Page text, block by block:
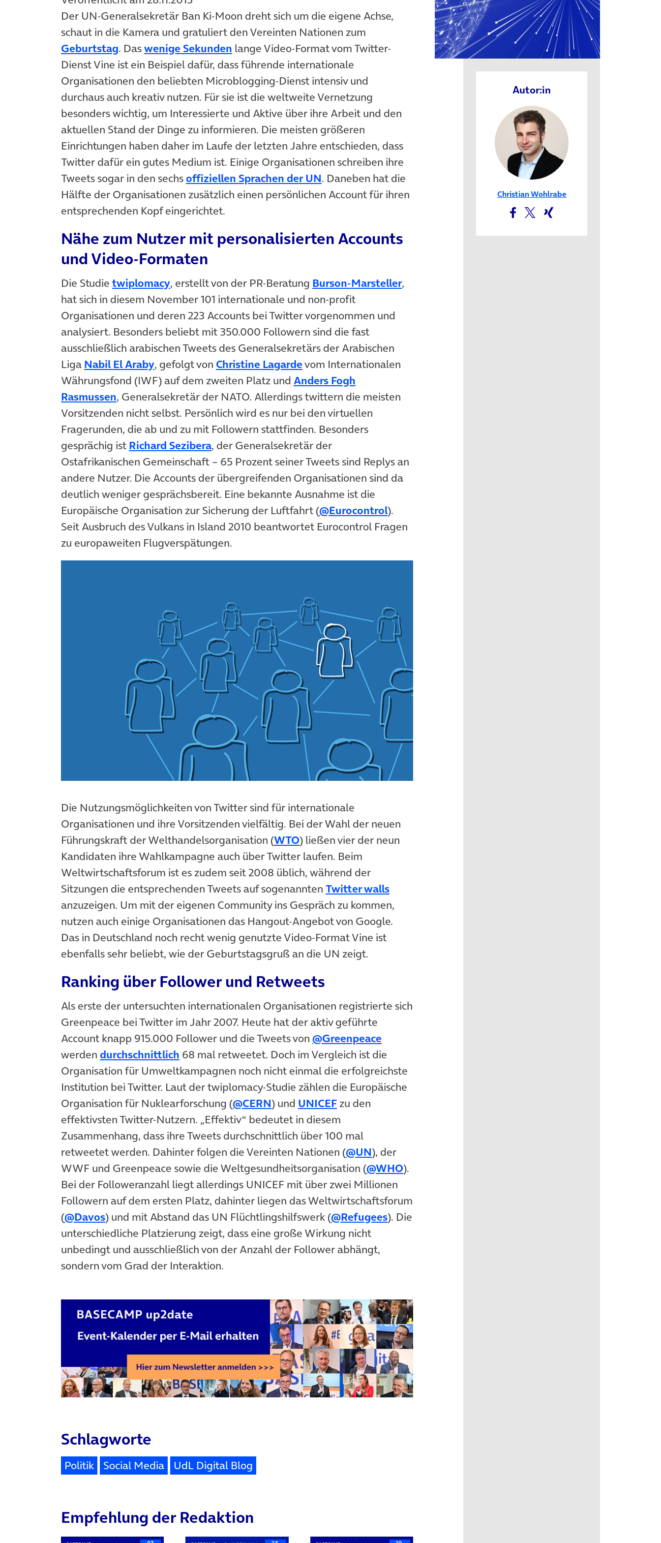
Der UN-Generalsekretär Ban Ki-Moon dreht sich um die eigene Achse,
schaut in die Kamera und gratuliert den Vereinten Nationen zum
Geburtstag. Daswenige Sekunden lange Video-Format vom Twitter-
Dienst Vine ist ein Beispiel dafür, dass führende internationale
Organisationen den beliebten Microblogging-Dienst intensiv und
durchaus auch kreativ nutzen. Für sie ist die weltweite Vernetzung
besonders wichtig, um Interessierte und Aktive über ihre Arbeit und den
aktuellen Stand der Dinge zu informieren. Die meisten größeren
Einrichtungen haben daher im Laufe der letzten Jahre entschieden, dass
Twitter dafür ein gutes Medium ist. Einige Organisationen schreiben ihre
Tweets sogar in den sechsoffiziellen Sprachen der UN. Daneben hat die
Hälfte der Organisationen zusätzlich einen persönlichen Account für ihren
entsprechenden Kopf eingerichtet.
Nähe zum Nutzer mit personalisierten Accounts
und Video-Formaten
Die Studie twiplomacy, erstellt von der PR-Beratung Burson-Marsteller,
hat sich in diesem November 101 internationale und non-profit
Organisationen und deren 223 Accounts bei Twitter vorgenommen und
analysiert. Besonders beliebt mit 350.000 Followern sind die fast
ausschließlich arabischen Tweets des Generalsekretärs der Arabischen
Liga Nabil El Araby, gefolgt von Christine Lagardevom Internationalen
Währungsfond (IWF) auf dem zweiten Platz und Anders Fogh
Rasmussen, Generalsekretär der NATO. Allerdings twittern die meisten
Vorsitzenden nicht selbst. Persönlich wird es nur bei den virtuellen
Fragerunden, die ab und zu mit Followern stattfinden. Besonders
gesprächig ist Richard Sezibera, der Generalsekretär der
Ostafrikanischen Gemeinschaft – 65 Prozent seiner Tweets sind Replys an
andere Nutzer. Die Accounts der übergreifenden Organisationen sind da
deutlich weniger gesprächsbereit. Eine bekannte Ausnahme ist die
Europäische Organisation zur Sicherung der Luftfahrt (@Eurocontrol).
Seit Ausbruch des Vulkans in Island 2010 beantwortet Eurocontrol Fragen
zu europaweiten Flugverspätungen.
Die Nutzungsmöglichkeiten von Twitter sind für internationale
Organisationen und ihre Vorsitzenden vielfältig. Bei der Wahl der neuen
Führungskraft der Welthandelsorganisation (WTO) ließen vier der neun
Kandidaten ihre Wahlkampagne auch über Twitter laufen.­ Beim
Weltwirtschaftsforum ist es zudem seit 2008 üblich, während der
Sitzungen die entsprechenden Tweets auf sogenannten Twitter walls
anzuzeigen. Um mit der eigenen Community ins Gespräch zu kommen,
nutzen auch einige Organisationen das Hangout-Angebot von Google.
Das in Deutschland noch recht wenig genutzte Video-Format Vine ist
ebenfalls sehr beliebt, wie der Geburtstagsgruß an die UN zeigt.
Ranking über Follower und Retweets
Als erste der untersuchten internationalen Organisationen registrierte sich
Greenpeace bei Twitter im Jahr 2007. Heute hat der aktiv geführte
Account knapp 915.000 Follower und die Tweets von @Greenpeace
werden durchschnittlich 68 mal retweetet. Doch im Vergleich ist die
Organisation für Umweltkampagnen noch nicht einmal die erfolgreichste
Institution bei Twitter. Laut der twiplomacy-Studie zählen die Europäische
Organisation für Nuklearforschung (@CERN) und UNICEF zu den
effektivsten Twitter-Nutzern. „Effektiv“ bedeutet in diesem
Zusammenhang, dass ihre Tweets durchschnittlich über 100 mal
retweetet werden. Dahinter folgen die Vereinten Nationen (@UN), der
WWF und Greenpeace sowie die Weltgesundheitsorganisation (@WHO).
Bei der Followeranzahl liegt allerdings UNICEF mit über zwei Millionen
Followern auf dem ersten Platz, dahinter liegen das Weltwirtschaftsforum
(@Davos) und mit Abstand das UN Flüchtlingshilfswerk (@Refugees). Die
unterschiedliche Platzierung zeigt, dass eine große Wirkung nicht
unbedingt und ausschließlich von der Anzahl der Follower abhängt,
sondern vom Grad der Interaktion.
Schlagworte
Politik Social Media UdL Digital Blog
Empfehlung der Redaktion
Autor:in
Christian Wohlrabe